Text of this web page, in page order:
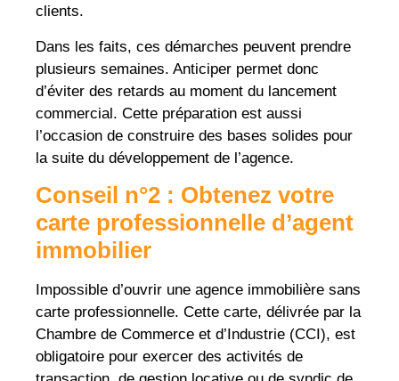
clients.
Dans les faits, ces démarches peuvent prendre
plusieurs semaines. Anticiper permet donc
d’éviter des retards au moment du lancement
commercial. Cette préparation est aussi
l’occasion de construire des bases solides pour
la suite du développement de l’agence.
Conseil n°2 : Obtenez votre
carte professionnelle d’agent
immobilier
Impossible d’ouvrir une agence immobilière sans
carte professionnelle. Cette carte, délivrée par la
Chambre de Commerce et d’Industrie (CCI), est
obligatoire pour exercer des activités de